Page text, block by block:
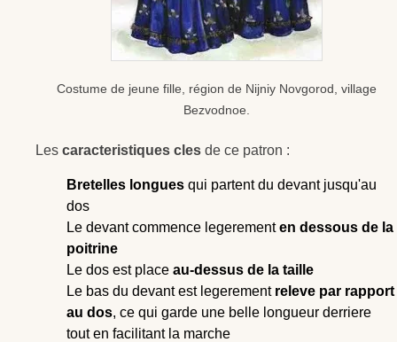
Costume de jeune fille, région de Nijniy Novgorod, village
Bezvodnoe.
Les caracteristiques cles de ce patron :
Bretelles longues qui partent du devant jusqu'au
dos
Le devant commence legerementen dessous de la
poitrine
Le dos est place au-dessus de la taille
Le bas du devant est legerement releve par rapport
au dos, ce qui garde une belle longueur derriere
tout en facilitant la marche